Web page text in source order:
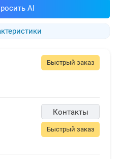
AI
Быстрый заказ
Контакты
Быстрый заказ